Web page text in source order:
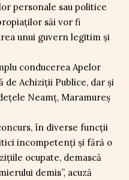
personale sau politice
săi vor fi
unui guvern legitim și
conducerea Apelor
de Achiziții Publice, dar și
Neamț, Maramureș
în diverse funcții
incompetenți și fără o
ocupate, demască
demis”, acuză